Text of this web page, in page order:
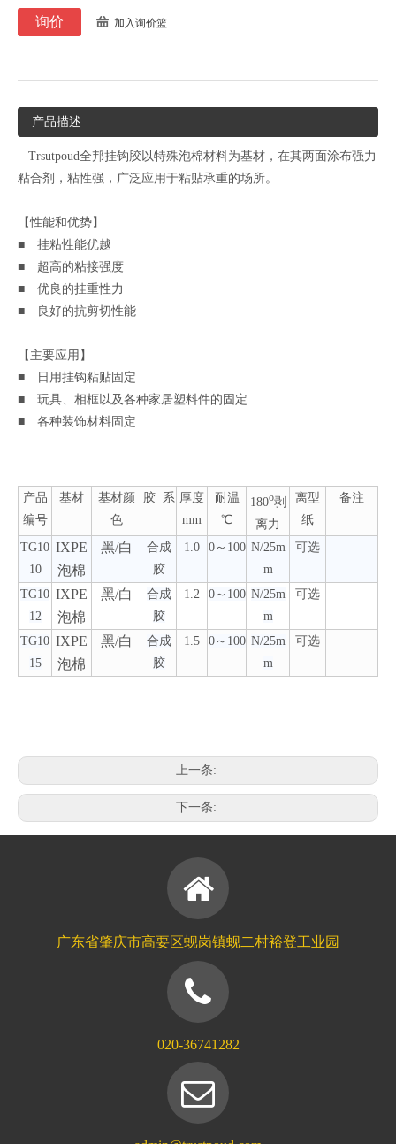
询价 加入询价篮
产品描述
Trsutpoud全邦挂钩胶以特殊泡棉材料为基材，在其两面涂布强力
粘合剂，粘性强，广泛应用于粘贴承重的场所。
【性能和优势】
■ 挂粘性能优越
■ 超高的粘接强度
■ 优良的挂重性力
■ 良好的抗剪切性能
【主要应用】
■ 日用挂钩粘贴固定
■ 玩具、相框以及各种家居塑料件的固定
■ 各种装饰材料固定
产品
编号
基材
基材颜
色
胶 系 厚度
mm
耐温
℃
180o剥
离力
离型
纸
备注
TG10
10
IXPE
泡棉
黑/白
合成
胶
1.0 0～100 N/25m
m
可选
TG10
12
IXPE
泡棉
黑/白
合成
胶
1.2 0～100 N/25m
m
可选
TG10
15
IXPE
泡棉
黑/白
合成
胶
1.5 0～100 N/25m
m
可选
上一条:
下一条:
广东省肇庆市高要区蚬岗镇蚬二村裕登工业园
020-36741282